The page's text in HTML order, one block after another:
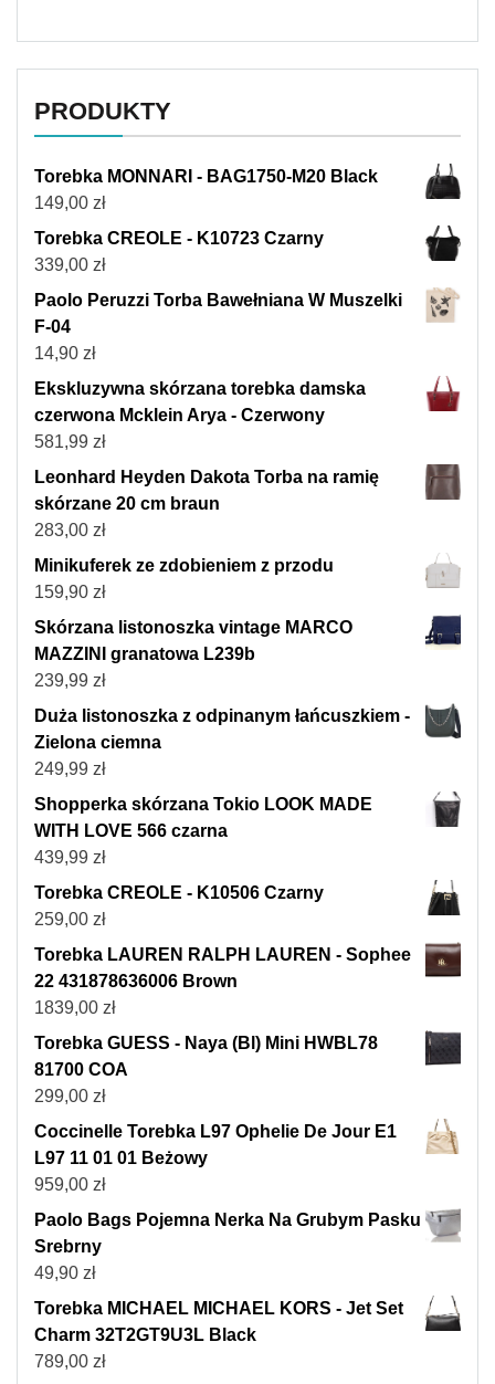
PRODUKTY
Torebka MONNARI - BAG1750-M20 Black
149,00 zł
Torebka CREOLE - K10723 Czarny
339,00 zł
Paolo Peruzzi Torba Bawełniana W Muszelki
F-04
14,90 zł
Ekskluzywna skórzana torebka damska
czerwona Mcklein Arya - Czerwony
581,99 zł
Leonhard Heyden Dakota Torba na ramię
skórzane 20 cm braun
283,00 zł
Minikuferek ze zdobieniem z przodu
159,90 zł
Skórzana listonoszka vintage MARCO
MAZZINI granatowa L239b
239,99 zł
Duża listonoszka z odpinanym łańcuszkiem -
Zielona ciemna
249,99 zł
Shopperka skórzana Tokio LOOK MADE
WITH LOVE 566 czarna
439,99 zł
Torebka CREOLE - K10506 Czarny
259,00 zł
Torebka LAUREN RALPH LAUREN - Sophee
22 431878636006 Brown
1839,00 zł
Torebka GUESS - Naya (Bl) Mini HWBL78
81700 COA
299,00 zł
Coccinelle Torebka L97 Ophelie De Jour E1
L97 11 01 01 Beżowy
959,00 zł
Paolo Bags Pojemna Nerka Na Grubym Pasku
Srebrny
49,90 zł
Torebka MICHAEL MICHAEL KORS - Jet Set
Charm 32T2GT9U3L Black
789,00 zł